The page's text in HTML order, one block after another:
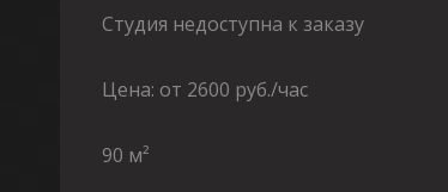
Студия недоступна к заказу
Цена: от 2600 руб./час
90 м²